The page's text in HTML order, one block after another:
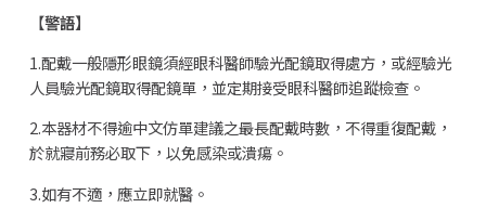
【警語】
1.配戴一般隱形眼鏡須經眼科醫師驗光配鏡取得處方，或經驗光
人員驗光配鏡取得配鏡單，並定期接受眼科醫師追蹤檢查。
2.本器材不得逾中文仿單建議之最長配戴時數，不得重復配戴，
於就寢前務必取下，以免感染或潰瘍。
3.如有不適，應立即就醫。